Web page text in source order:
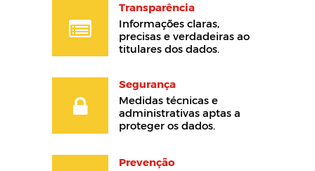
Transparência
Informações claras,
precisas e verdadeiras ao
titulares dos dados.
Segurança
Medidas técnicas e
administrativas aptas a
proteger os dados.
Prevenção